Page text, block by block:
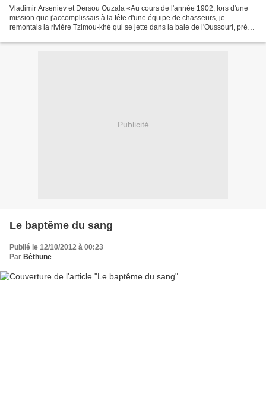
Vladimir Arseniev et Dersou Ouzala «Au cours de l'année 1902, lors d'une
mission que j'accomplissais à la tête d'une équipe de chasseurs, je
remontais la rivière Tzimou-khé qui se jette dans la baie de l'Oussouri, près
Publicité
Le baptême du sang
Publié le 12/10/2012 à 00:23
Par Béthune